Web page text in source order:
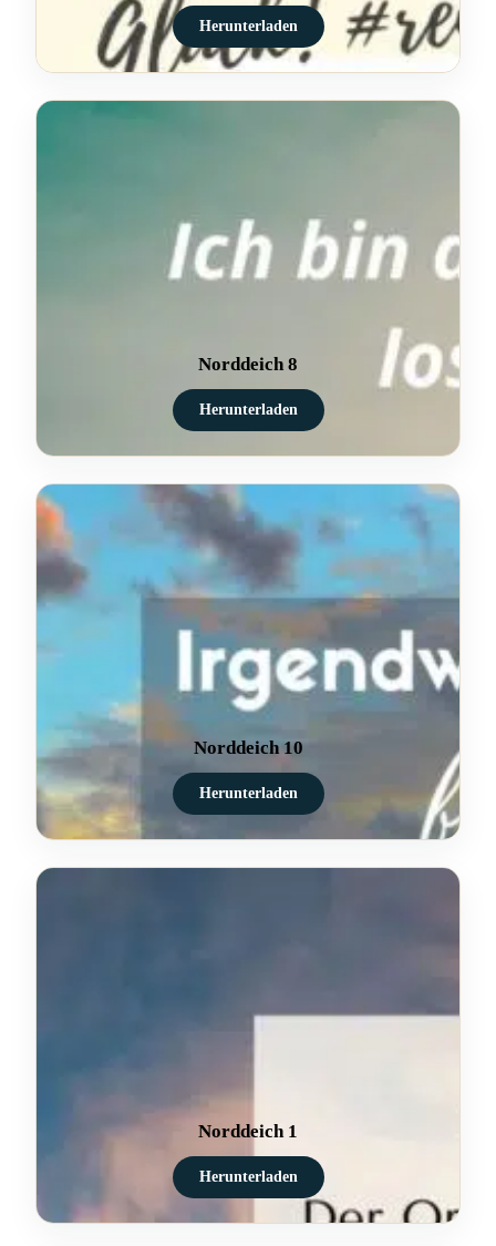
Herunterladen
Norddeich 8
Herunterladen
Norddeich 10
Herunterladen
Norddeich 1
Herunterladen